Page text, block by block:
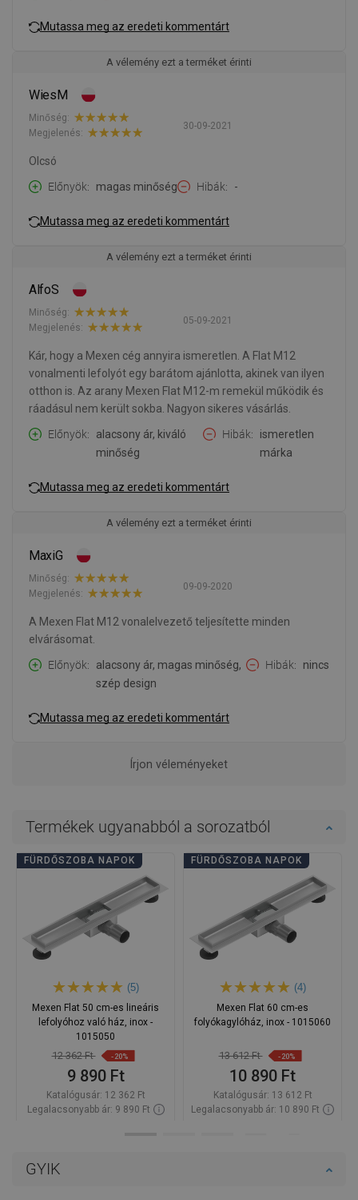
GYIK
Mutassa meg az eredeti kommentárt
A vélemény ezt a terméket érinti
WiesM
30-09-2021
Minőség:
Megjelenés:
Olcsó
Előnyök
magas minőség Hibák -
Mutassa meg az eredeti kommentárt
A vélemény ezt a terméket érinti
AlfoS
05-09-2021
Minőség:
Megjelenés:
Kár, hogy a Mexen cég annyira ismeretlen. A Flat M12
vonalmenti lefolyót egy barátom ajánlotta, akinek van ilyen
otthon is. Az arany Mexen Flat M12-m remekül működik és
ráadásul nem került sokba. Nagyon sikeres vásárlás.
Előnyök
alacsony ár, kiváló
minőség
Hibák
ismeretlen
márka
Mutassa meg az eredeti kommentárt
A vélemény ezt a terméket érinti
MaxiG
09-09-2020
Minőség:
Megjelenés:
A Mexen Flat M12 vonalelvezető teljesítette minden
elvárásomat.
Előnyök
alacsony ár, magas minőség,
szép design
Hibák nincs
Mutassa meg az eredeti kommentárt
Írjon véleményeket
Termékek ugyanabból a sorozatból
FÜRDŐSZOBA NAPOK
(5)
Mexen Flat 50 cm-es lineáris
lefolyóhoz való ház, inox -
1015050
12 362 Ft -20%
9 890 Ft
Katalógusár: 12 362 Ft
Legalacsonyabb ár: 9 890 Ft
FÜRDŐSZOBA NAPOK
(4)
Mexen Flat 60 cm-es
folyókagylóház, inox - 1015060
13 612 Ft -20%
10 890 Ft
Katalógusár: 13 612 Ft
Legalacsonyabb ár: 10 890 Ft